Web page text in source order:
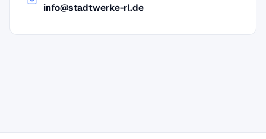
info@stadtwerke-rl.de